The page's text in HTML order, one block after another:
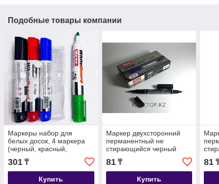
Подобные товары компании
Маркеры набор для
белых досок, 4 маркера
(черный, красный,
зеленый, синий).
301 ₸
Купить
Маркер двухсторонний
перманентный не
стирающийся черный
81₸
Купить
81